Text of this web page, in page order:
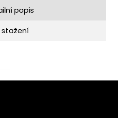
popis
stažení